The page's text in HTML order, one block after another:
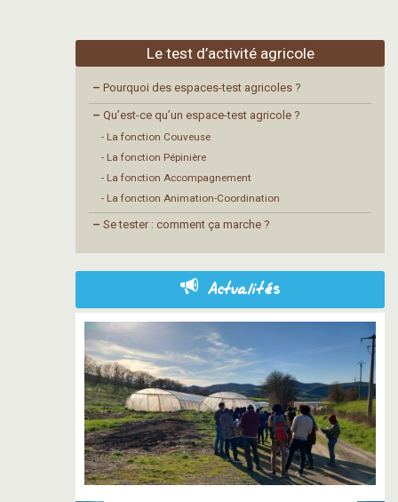
Le test d’activité agricole
– Pourquoi des espaces-test agricoles ?
– Qu’est-ce qu’un espace-test agricole ?
- La fonction Couveuse
- La fonction Pépinière
- La fonction Accompagnement
- La fonction Animation-Coordination
– Se tester : comment ça marche ?
Actualités